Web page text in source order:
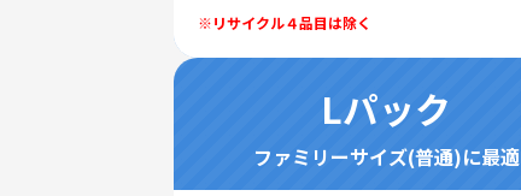
Lパック
ファミリーサイズ(普通)に最適